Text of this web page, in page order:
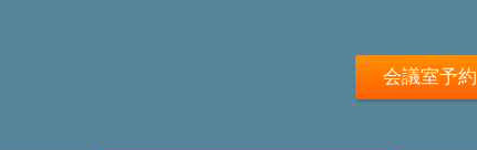
会議室予約